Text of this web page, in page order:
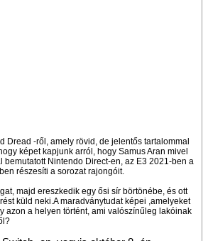
Dread -ről, amely rövid, de jelentős tartalommal
képet kapjunk arról, hogy Samus Aran mivel
Nintendo Direct-en, az E3 2021-ben a
részesíti a sorozat rajongóit.
majd ereszkedik egy ősi sír börtönébe, és ott
küld neki.A maradványtudat képei ,amelyeket
azon a helyen történt, ami valószínűleg lakóinak